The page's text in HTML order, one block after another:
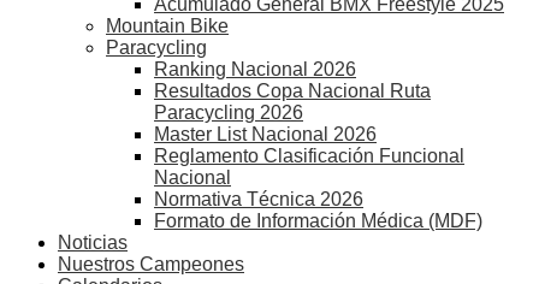
Acumulado General BMX Freestyle 2025
Mountain Bike
Paracycling
Ranking Nacional 2026
Resultados Copa Nacional Ruta
Paracycling 2026
Master List Nacional 2026
Reglamento Clasificación Funcional
Nacional
Normativa Técnica 2026
Formato de Información Médica (MDF)
Noticias
Nuestros Campeones